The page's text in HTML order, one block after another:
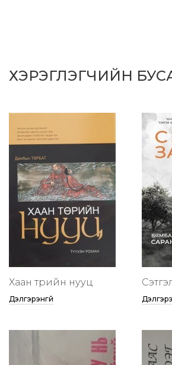
ХЭРЭГЛЭГЧИЙН
Хаан төрийн нууц
Дэлгэрэнгүй